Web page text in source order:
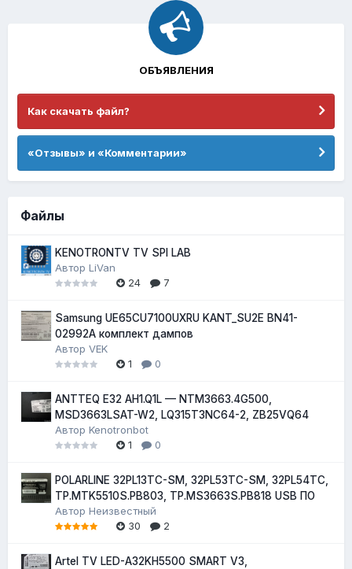
ОБЪЯВЛЕНИЯ
Как скачать файл?
«Отзывы» и «Комментарии»
Файлы
KENOTRONTV TV SPI LAB
Автор LiVan
24
7
Samsung UE65CU7100UXRU KANT_SU2E BN41-
02992A комплект дампов
Автор VEK
1
0
ANTTEQ E32 AH1.Q1L — NTM3663.4G500,
MSD3663LSAT-W2, LQ315T3NC64-2, ZB25VQ64
Автор Kenotronbot
1
0
POLARLINE 32PL13TC-SM, 32PL53TC-SM, 32PL54TC,
TP.MTK5510S.PB803, TP.MS3663S.PB818 USB ПО
Автор Неизвестный
30
2
Artel TV LED-A32KH5500 SMART V3,